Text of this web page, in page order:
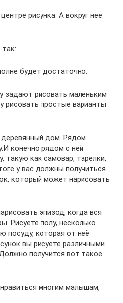
рисунка. А вокруг нее
будет достаточно.
задают рисовать маленьким
рисовать простые варианты
деревянный дом. Рядом
конечно рядом с ней
такую как самовар, тарелки,
у вас должны получиться
который может нарисовать
эпизод, когда вся
Рисуете полу, несколько
посуду, которая от неё
вы рисуете различными
получится вот такое
многим малышам,